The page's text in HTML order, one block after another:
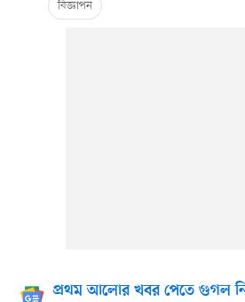
প্রথম আলোর খবর পেতে গুগল